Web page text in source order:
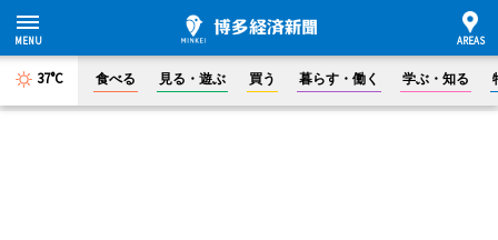
37°C 食べる 見る・遊ぶ 買う 暮らす・働く 学ぶ・知る